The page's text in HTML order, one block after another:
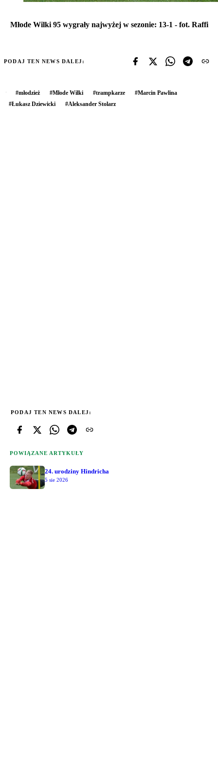
Młode Wilki 95 wygrały najwyżej w sezonie: 13-1 - fot. Raffi
PODAJ TEN NEWS DALEJ:
#młodzież #Młode Wilki #trampkarze #Marcin Pawlina
#Łukasz Dziewicki #Aleksander Stolarz
PODAJ TEN NEWS DALEJ:
POWIĄZANE ARTYKUŁY
24. urodziny Hindricha
5 sie 2026